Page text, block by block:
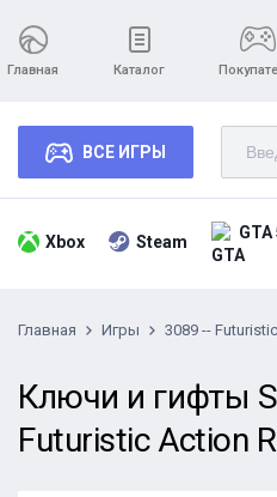
Главная Каталог
ВСЕ ИГРЫ
Xbox Steam GTA
Главная Игры 3089 --
Ключи и гифты
Futuristic Action